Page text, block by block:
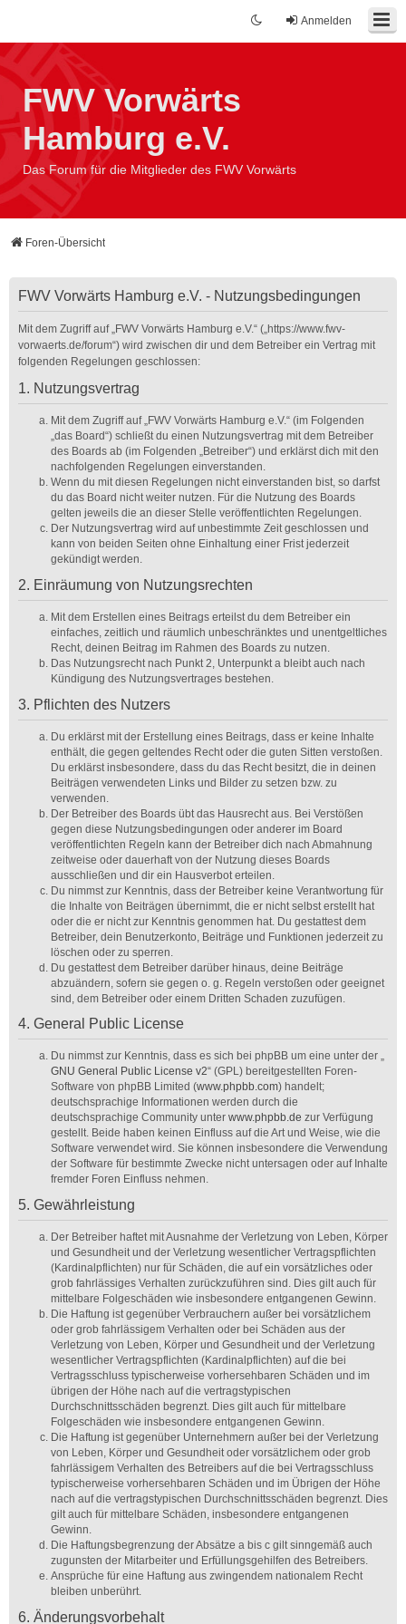
Anmelden
FWV Vorwärts
Hamburg e.V.
Das Forum für die Mitglieder des FWV Vorwärts
Foren-Übersicht
FWV Vorwärts Hamburg e.V. - Nutzungsbedingungen
Mit dem Zugriff auf „FWV Vorwärts Hamburg e.V.“ („https://www.fwv-
vorwaerts.de/forum“) wird zwischen dir und dem Betreiber ein Vertrag mit
folgenden Regelungen geschlossen:
1. Nutzungsvertrag
Mit dem Zugriff auf „FWV Vorwärts Hamburg e.V.“ (im Folgenden
„das Board“) schließt du einen Nutzungsvertrag mit dem Betreiber
des Boards ab (im Folgenden „Betreiber“) und erklärst dich mit den
nachfolgenden Regelungen einverstanden.
Wenn du mit diesen Regelungen nicht einverstanden bist, so darfst
du das Board nicht weiter nutzen. Für die Nutzung des Boards
gelten jeweils die an dieser Stelle veröffentlichten Regelungen.
Der Nutzungsvertrag wird auf unbestimmte Zeit geschlossen und
kann von beiden Seiten ohne Einhaltung einer Frist jederzeit
gekündigt werden.
2. Einräumung von Nutzungsrechten
Mit dem Erstellen eines Beitrags erteilst du dem Betreiber ein
einfaches, zeitlich und räumlich unbeschränktes und unentgeltliches
Recht, deinen Beitrag im Rahmen des Boards zu nutzen.
Das Nutzungsrecht nach Punkt 2, Unterpunkt a bleibt auch nach
Kündigung des Nutzungsvertrages bestehen.
3. Pflichten des Nutzers
Du erklärst mit der Erstellung eines Beitrags, dass er keine Inhalte
enthält, die gegen geltendes Recht oder die guten Sitten verstoßen.
Du erklärst insbesondere, dass du das Recht besitzt, die in deinen
Beiträgen verwendeten Links und Bilder zu setzen bzw. zu
verwenden.
Der Betreiber des Boards übt das Hausrecht aus. Bei Verstößen
gegen diese Nutzungsbedingungen oder anderer im Board
veröffentlichten Regeln kann der Betreiber dich nach Abmahnung
zeitweise oder dauerhaft von der Nutzung dieses Boards
ausschließen und dir ein Hausverbot erteilen.
Du nimmst zur Kenntnis, dass der Betreiber keine Verantwortung für
die Inhalte von Beiträgen übernimmt, die er nicht selbst erstellt hat
oder die er nicht zur Kenntnis genommen hat. Du gestattest dem
Betreiber, dein Benutzerkonto, Beiträge und Funktionen jederzeit zu
löschen oder zu sperren.
Du gestattest dem Betreiber darüber hinaus, deine Beiträge
abzuändern, sofern sie gegen o. g. Regeln verstoßen oder geeignet
sind, dem Betreiber oder einem Dritten Schaden zuzufügen.
4. General Public License
Du nimmst zur Kenntnis, dass es sich bei phpBB um eine unter der „
GNU General Public License v2“ (GPL) bereitgestellten Foren-
Software von phpBB Limited (www.phpbb.com) handelt;
deutschsprachige Informationen werden durch die
deutschsprachige Community unter www.phpbb.de zur Verfügung
gestellt. Beide haben keinen Einfluss auf die Art und Weise, wie die
Software verwendet wird. Sie können insbesondere die Verwendung
der Software für bestimmte Zwecke nicht untersagen oder auf Inhalte
fremder Foren Einfluss nehmen.
5. Gewährleistung
Der Betreiber haftet mit Ausnahme der Verletzung von Leben, Körper
und Gesundheit und der Verletzung wesentlicher Vertragspflichten
(Kardinalpflichten) nur für Schäden, die auf ein vorsätzliches oder
grob fahrlässiges Verhalten zurückzuführen sind. Dies gilt auch für
mittelbare Folgeschäden wie insbesondere entgangenen Gewinn.
Die Haftung ist gegenüber Verbrauchern außer bei vorsätzlichem
oder grob fahrlässigem Verhalten oder bei Schäden aus der
Verletzung von Leben, Körper und Gesundheit und der Verletzung
wesentlicher Vertragspflichten (Kardinalpflichten) auf die bei
Vertragsschluss typischerweise vorhersehbaren Schäden und im
übrigen der Höhe nach auf die vertragstypischen
Durchschnittsschäden begrenzt. Dies gilt auch für mittelbare
Folgeschäden wie insbesondere entgangenen Gewinn.
Die Haftung ist gegenüber Unternehmern außer bei der Verletzung
von Leben, Körper und Gesundheit oder vorsätzlichem oder grob
fahrlässigem Verhalten des Betreibers auf die bei Vertragsschluss
typischerweise vorhersehbaren Schäden und im Übrigen der Höhe
nach auf die vertragstypischen Durchschnittsschäden begrenzt. Dies
gilt auch für mittelbare Schäden, insbesondere entgangenen
Gewinn.
Die Haftungsbegrenzung der Absätze a bis c gilt sinngemäß auch
zugunsten der Mitarbeiter und Erfüllungsgehilfen des Betreibers.
Ansprüche für eine Haftung aus zwingendem nationalem Recht
bleiben unberührt.
6. Änderungsvorbehalt